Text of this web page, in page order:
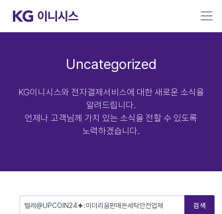
Uncategorized
KG이니시스와 전자결제서비스에 대한 새로운 소식을
알려드립니다.
언제나 고객님께 가치 있는 소식을 전할 수 있도록
노력하겠습니다.
검색